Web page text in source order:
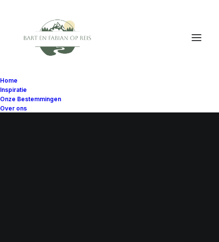
Home
Inspiratie
Onze Bestemmingen
Over ons